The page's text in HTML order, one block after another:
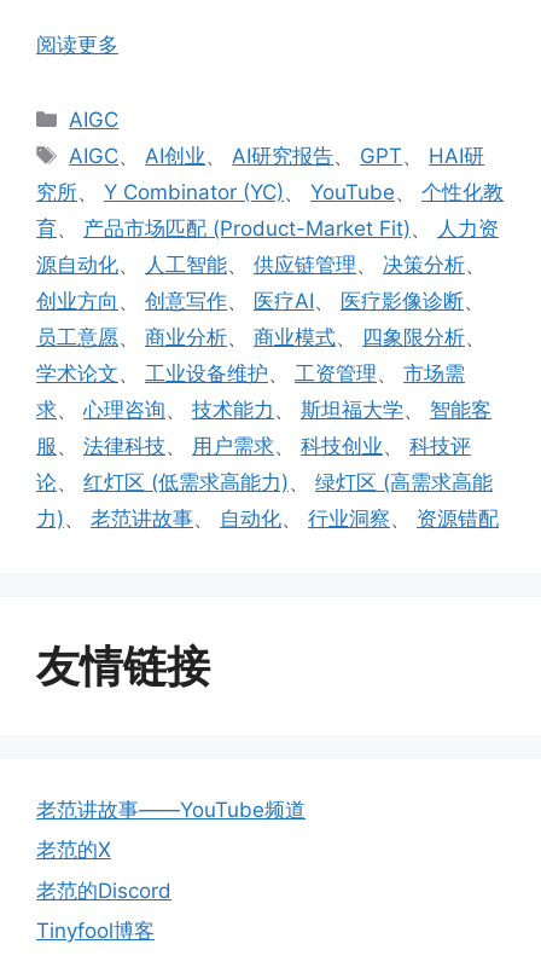
阅读更多
分
类
AIGC
标
签
AIGC、 AI创业、 AI研究报告、 GPT、 HAI研
究所、 Y Combinator (YC)、 YouTube、 个性化教
育、 产品市场匹配 (Product-Market Fit)、
人力资
源自动化、 人工智能、 供应链管理、 决策分析、
创业方向 、 创意写作、 医疗AI、 医疗影像诊断、
员工意愿、 商业分析、 商业模式、 四象限分析、
学术论文、 工业设备维护、 工资管理、 市场需
求、心理咨询、 技术能力 、 斯坦福大学、 智能客
服 、 法律科技、 用户需求、 科技创业、 科技评
论、 红灯区 (低需求高能力)、 绿灯区 (高需求高能
力)、 老范讲故事、 自动化、 行业洞察、 资源错配
友情链接
老范讲故事——YouTube频道
老范的X
老范的Discord
Tinyfool博客